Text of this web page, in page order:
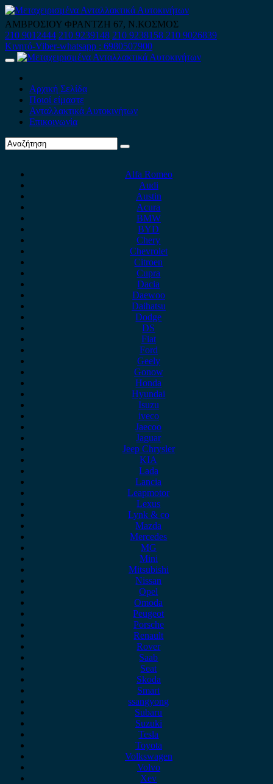
Skip
to
content
ΑΜΒΡΟΣΙΟΥ ΦΡΑΝΤΖΗ 67, Ν.ΚΟΣΜΟΣ
210 9012444 210 9239148 210 9238158 210 9026839
Κινητό-Viber-whatsapp : 6980507900
Primary
Αρχική Σελίδα
Ποιοί είμαστε
Ανταλλακτικά Αυτοκινήτων
Επικοινωνία
Alfa Romeo
Audi
Austin
Acura
BMW
BYD
Chery
Chevrolet
Citroen
Cupra
Dacia
Daewoo
Daihatsu
Dodge
DS
Fiat
Ford
Geely
Gonow
Honda
Hyundai
Isuzu
iveco
Jaecoo
Jaguar
Jeep Chrysler
KIA
Lada
Lancia
Leapmotor
Lexus
Lynk & co
Mazda
Mercedes
MG
Mini
Mitsubishi
Nissan
Opel
Omoda
Peugeot
Porsche
Renault
Rover
Saab
Seat
Skoda
Smart
ssangyong
Subaru
Suzuki
Tesla
Toyota
Volkswagen
Volvo
Xev